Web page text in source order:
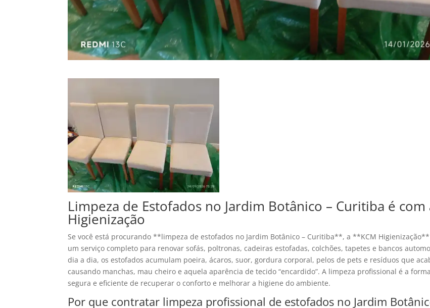
Limpeza de Estofados no Jardim Botânico – Curitiba é com
Higienização
Se você está procurando **limpeza de estofados no Jardim Botânico – Curitiba**, a **KCM
um serviço completo para renovar sofás, poltronas, cadeiras estofadas, colchões, tapetes e bancos
dia a dia, os estofados acumulam poeira, ácaros, suor, gordura corporal, pelos de pets e resíduos que
causando manchas, mau cheiro e aquela aparência de tecido “encardido”. A limpeza profissional é a
segura e eficiente de recuperar o conforto e melhorar a higiene do ambiente.
Por que contratar limpeza profissional de estofados no Jardim